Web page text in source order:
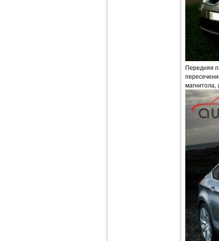
Передняя
магнитола,